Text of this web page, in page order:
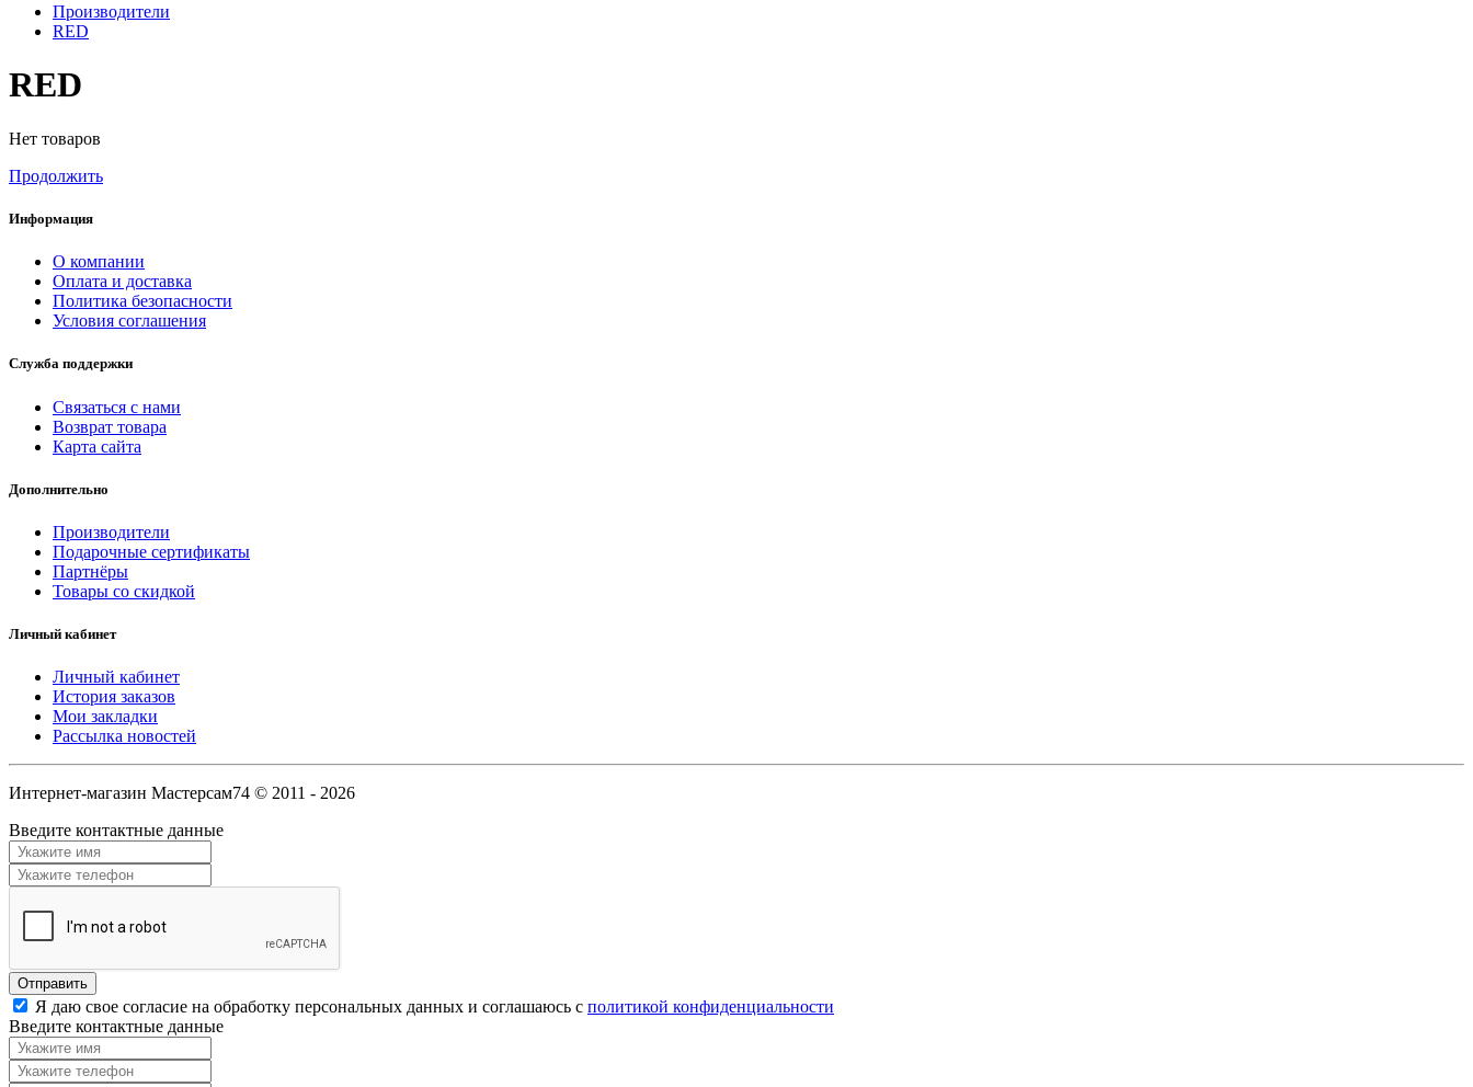
Производители
RED
RED
Нет товаров
Продолжить
Информация
О компании
Оплата и доставка
Политика безопасности
Условия соглашения
Служба поддержки
Связаться с нами
Возврат товара
Карта сайта
Дополнительно
Производители
Подарочные сертификаты
Партнёры
Товары со скидкой
Личный кабинет
Личный кабинет
История заказов
Мои закладки
Рассылка новостей
Интернет-магазин Мастерсам74 © 2011 - 2026
Введите контактные данные
Я даю свое согласие на обработку персональных данных и соглашаюсь с политикой конфиденциальности
Введите контактные данные